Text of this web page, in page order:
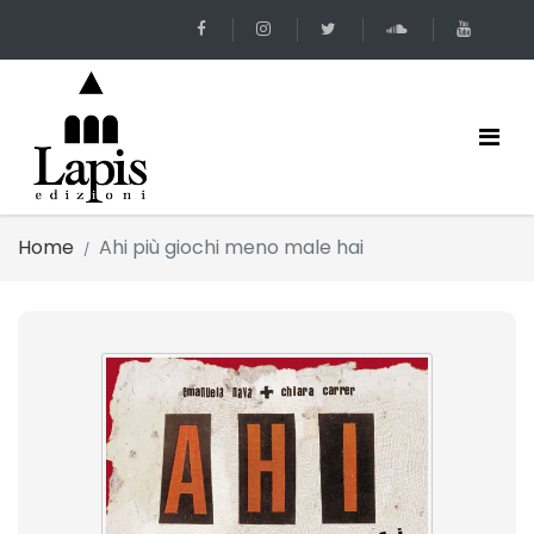
Home Ahi più giochi meno male hai